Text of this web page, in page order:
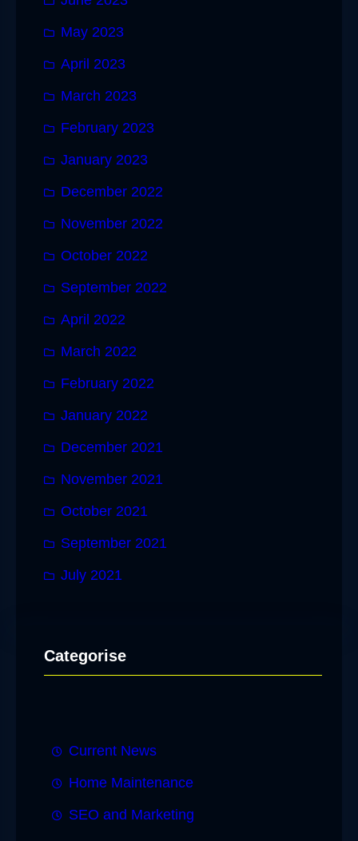
May 2023
April 2023
March 2023
February 2023
January 2023
December 2022
November 2022
October 2022
September 2022
April 2022
March 2022
February 2022
January 2022
December 2021
November 2021
October 2021
September 2021
July 2021
Categorise
Current News
Home Maintenance
SEO and Marketing